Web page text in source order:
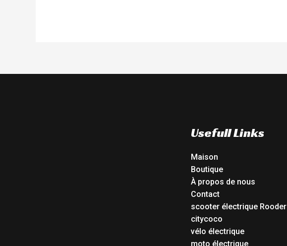
Usefull Links
Maison
Boutique
À propos de nous
Contact
scooter électrique Rooder
citycoco
vélo électrique
moto électrique